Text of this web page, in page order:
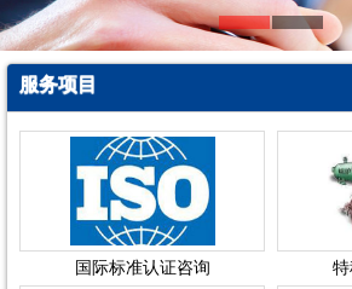
服务项目
国际标准认证咨询